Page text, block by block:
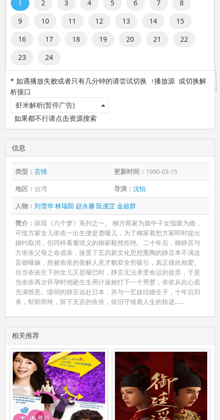
1 2 3 4 5 6 7
8
9
10 11 12 13 14
15
16
17 18 19 20 21
22
23
24
* 如遇播放失败或者只有几分钟的请尝试切换 ↑播放源 或切换解
析接口
虾米解析(暂停广告)
如果都不行请点击资源搜索
信息
类型： 言情 更新时间： 1990-03-15
地区： 台湾 导演： 沈怡
人物： 刘雪华林瑞阳 赵永馨阮虔芷金超群
简介： 琼瑶《六个梦》系列之一。 柳方两家为腹中子女指腹为婚，
可惜方家女儿依依一出生便是聋哑儿，为了柳家着想方家即时提出
婚约取消，但同样看重情义的柳家毅然拒绝。二十年后，柳静言与
方依依父母之命成亲，接受了五四新文化思想熏陶的静言本不满这
盲婚哑嫁，然被依依的善解人意才貌双全所吸引，真正彼此相爱。
但当依依生下的女儿又是哑巴时，静言无法承受命运的捉弄，于是
当依依再次怀孕时他硬生生用计逼她打下一个男婴，依依从此心底
充满恨意。懦弱的静言远赴日本，并与一艺妓结婚生子，十年后归
来，郁郁而终，留下无言的依依，依旧守候着人生的轨迹……
相关推荐